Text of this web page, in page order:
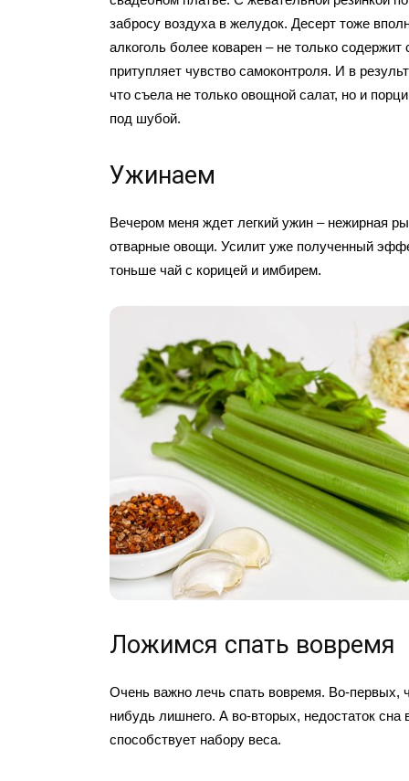
забросу воздуха в желудок. Десерт тоже
алкоголь более коварен – не только содержит
притупляет чувство самоконтроля. И в
что съела не только овощной салат, но и
под шубой.
Ужинаем
Вечером меня ждет легкий ужин – нежирная
отварные овощи. Усилит уже полученный
тоньше чай с корицей и имбирем.
Ложимся спать вовремя
Очень важно лечь спать вовремя. Во-первых,
нибудь лишнего. А во-вторых, недостаток сна
способствует набору веса.